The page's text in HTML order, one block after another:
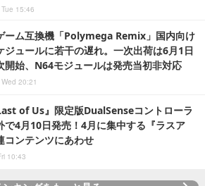
15:46
ーム互換機「Polymega Remix」国内向け
ジュールに若干の遅れ。一次出荷は6月1日
開始、N64モジュールは発売当初非対応
20:21
of Us』限定版DualSenseコントローラ
で4月10日発売！4月に集中する『ラスア
コンテンツにあわせ
10:43